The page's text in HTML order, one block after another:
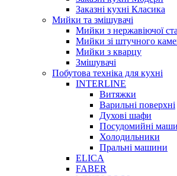
Заказні кухні Класика
Мийки та змішувачі
Мийки з нержавіючої
Мийки зі штучного
Мийки з кварцу
Змішувачі
Побутова техніка для кухні
INTERLINE
Витяжки
Варильні поверхні
Духові шафи
Посудомийні
Холодильники
Пральні машини
ELICA
FABER